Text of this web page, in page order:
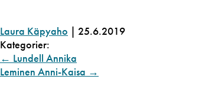
Laura Käpyaho | 25.6.2019
Kategorier:
← Lundell Annika
Leminen Anni-Kaisa →